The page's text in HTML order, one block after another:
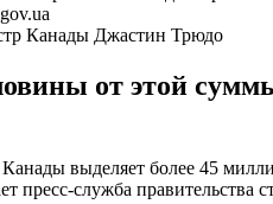
Канады Джастин Трюдо
от этой
Канады выделяет более 45
пресс-служба правительства